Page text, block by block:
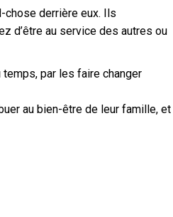
chose derrière eux. Ils
d’être au service des autres ou
par les faire changer
au bien-être de leur famille, et